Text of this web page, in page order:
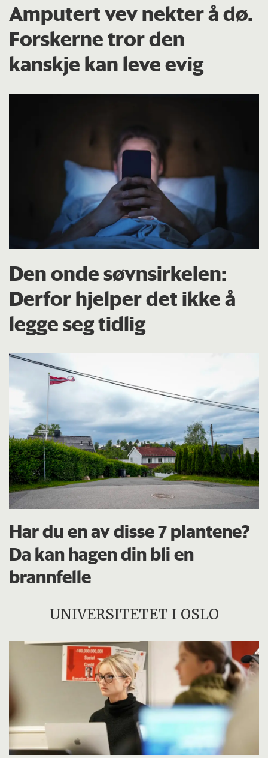
Amputert vev nekter å dø.
Forskerne tror den
kanskje kan leve evig
Den onde søvnsirkelen:
Derfor hjelper det ikke å
legge seg tidlig
Har du en av disse 7 plantene?
Da kan hagen din bli en
brannfelle
UNIVERSITETET I OSLO